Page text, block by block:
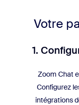
Votre
1.
Zoom Chat
Configurez
intégrations